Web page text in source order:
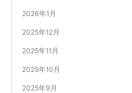
2026年1月
2025年12月
2025年11月
2025年10月
2025年9月